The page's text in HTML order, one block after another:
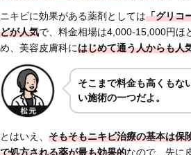
ニキビに効果がある薬剤としては「グリコ
どが人気で、料金相場は4,000-15,000円ほ
め、美容皮膚科にはじめて通う人からも人
そこまで料金も高くもな
い施術の一つだよ。
とはいえ、 そもそもニキビ治療の基本は保
で処方される薬が最も効果的なので、先に